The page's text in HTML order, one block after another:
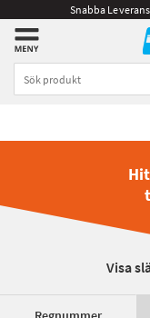
Snabba
Visa